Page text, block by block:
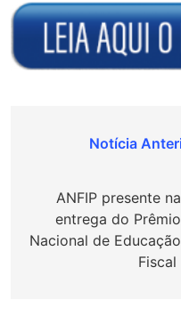
Navegação
Post
ANFIP presente na
entrega do Prêmio
Nacional de Educação
Fiscal